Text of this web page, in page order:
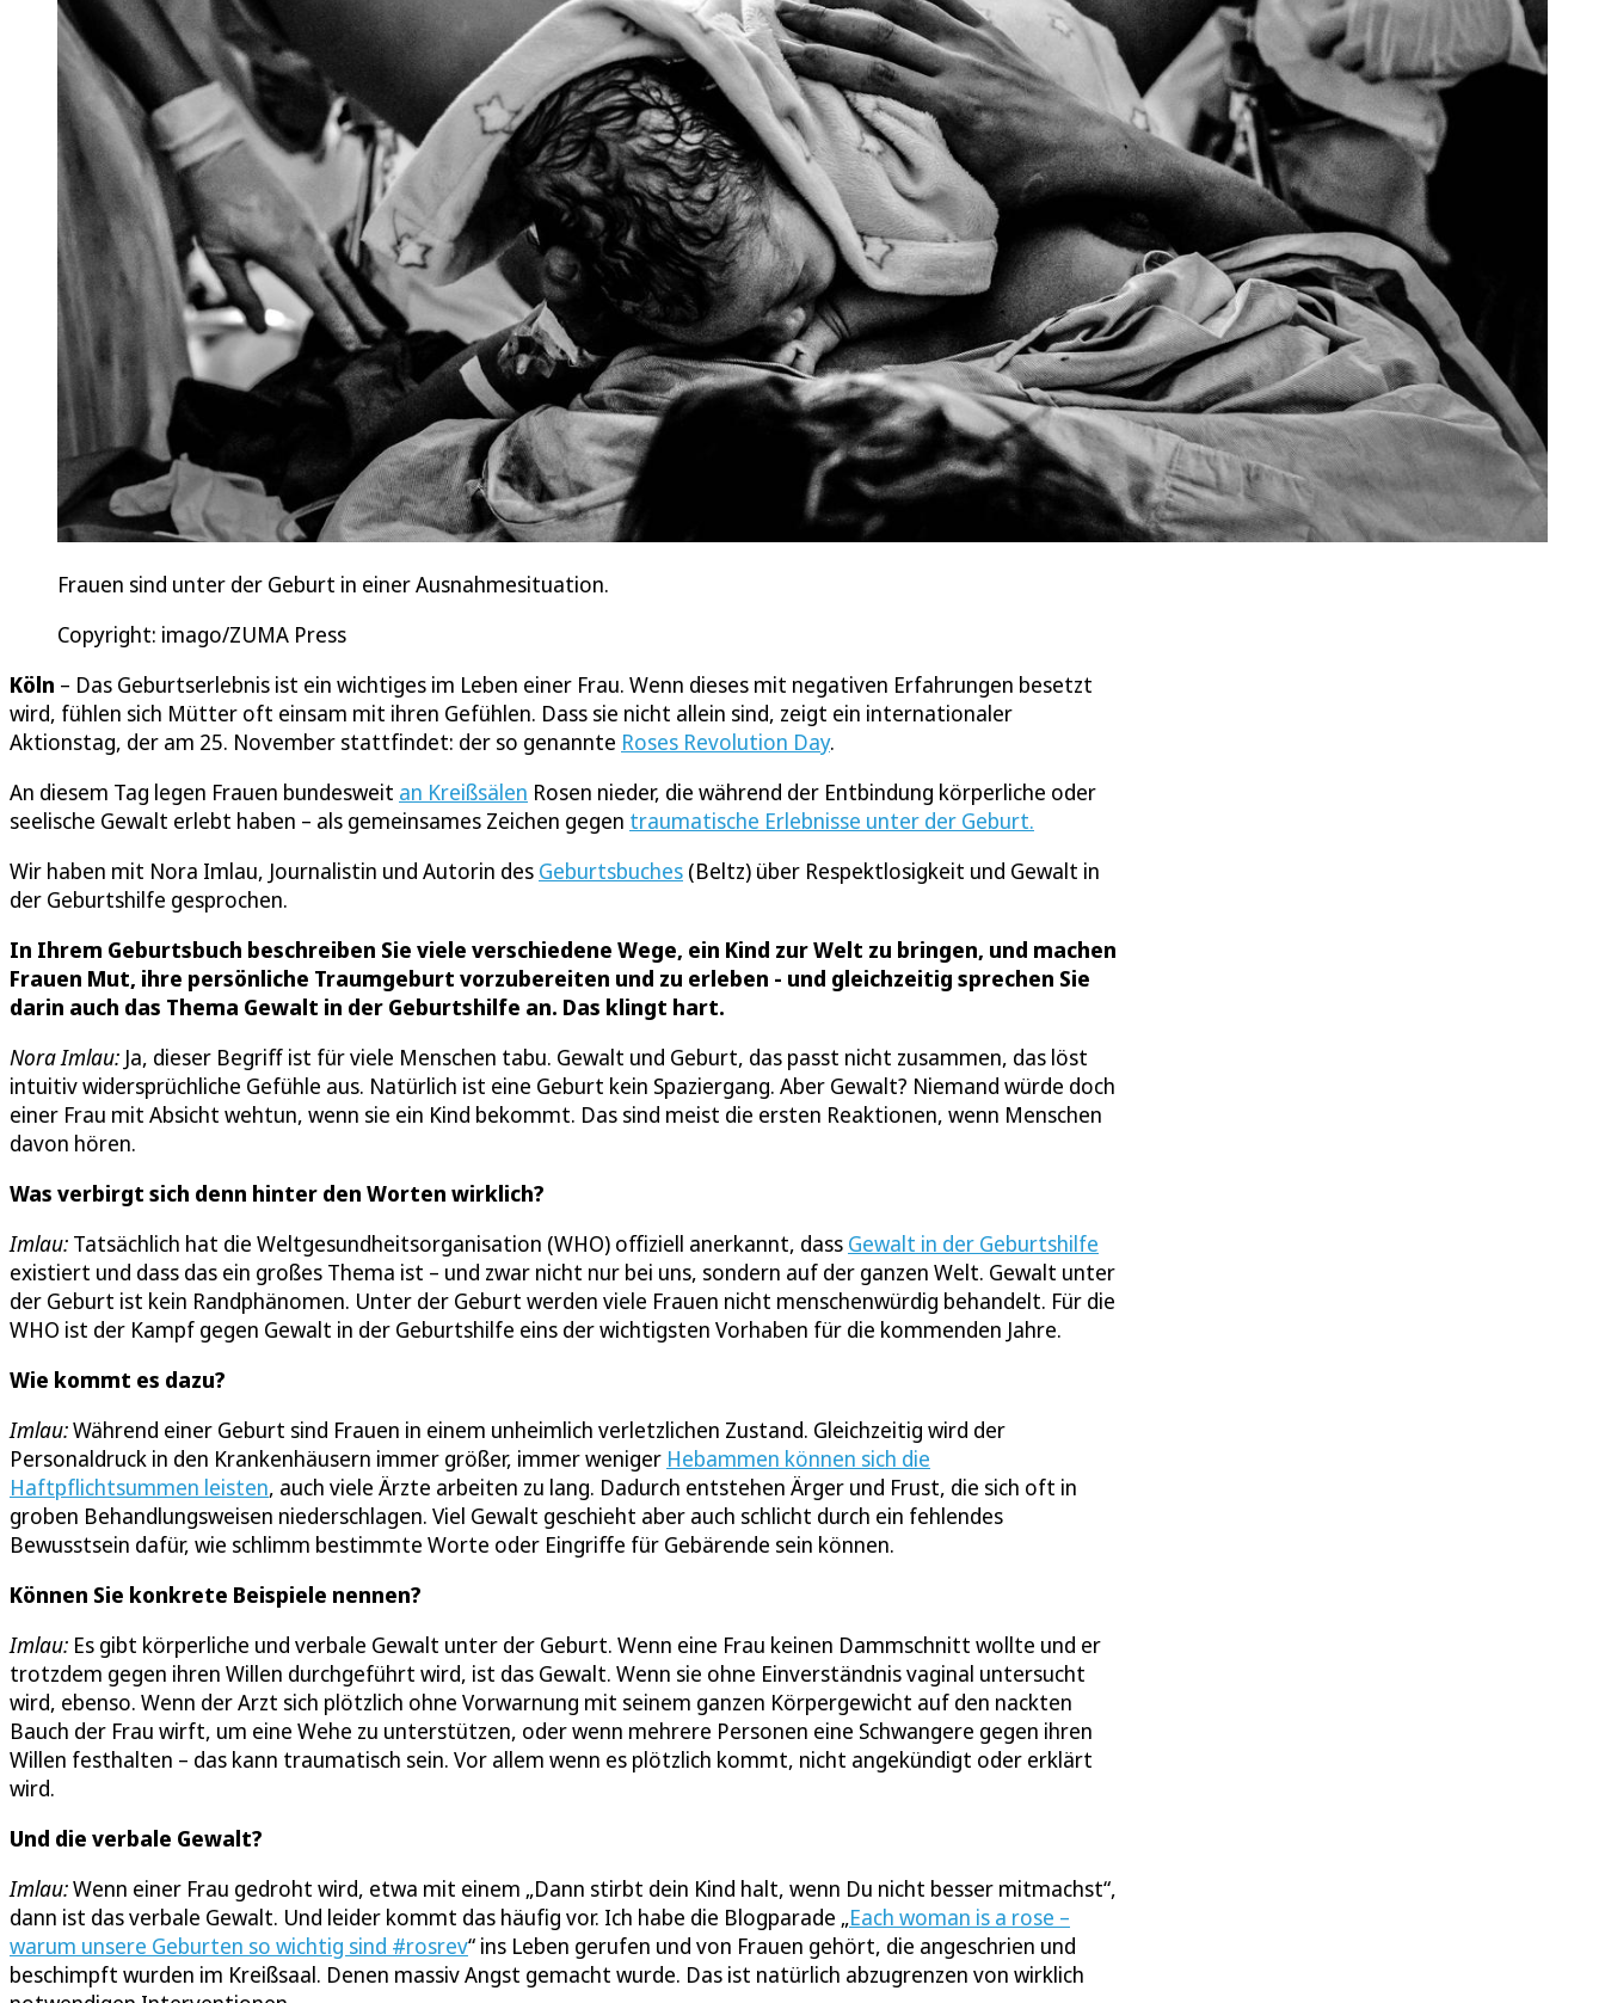
Frauen sind unter der Geburt in einer Ausnahmesituation.
Copyright: imago/ZUMA Press
Köln – Das Geburtserlebnis ist ein wichtiges im Leben einer Frau. Wenn dieses mit negativen Erfahrungen besetzt
wird, fühlen sich Mütter oft einsam mit ihren Gefühlen. Dass sie nicht allein sind, zeigt ein internationaler
Aktionstag, der am 25. November stattfindet: der so genannte Roses Revolution Day.
An diesem Tag legen Frauen bundesweit an Kreißsälen Rosen nieder, die während der Entbindung körperliche oder
seelische Gewalt erlebt haben – als gemeinsames Zeichen gegen traumatische Erlebnisse unter der Geburt.
Wir haben mit Nora Imlau, Journalistin und Autorin des Geburtsbuches (Beltz) über Respektlosigkeit und Gewalt in
der Geburtshilfe gesprochen.
In Ihrem Geburtsbuch beschreiben Sie viele verschiedene Wege, ein Kind zur Welt zu bringen, und machen
Frauen Mut, ihre persönliche Traumgeburt vorzubereiten und zu erleben - und gleichzeitig sprechen Sie
darin auch das Thema Gewalt in der Geburtshilfe an. Das klingt hart.
Nora Imlau: Ja, dieser Begriff ist für viele Menschen tabu. Gewalt und Geburt, das passt nicht zusammen, das löst
intuitiv widersprüchliche Gefühle aus. Natürlich ist eine Geburt kein Spaziergang. Aber Gewalt? Niemand würde doch
einer Frau mit Absicht wehtun, wenn sie ein Kind bekommt. Das sind meist die ersten Reaktionen, wenn Menschen
davon hören.
Was verbirgt sich denn hinter den Worten wirklich?
Imlau: Tatsächlich hat die Weltgesundheitsorganisation (WHO) offiziell anerkannt, dass Gewalt in der Geburtshilfe
existiert und dass das ein großes Thema ist – und zwar nicht nur bei uns, sondern auf der ganzen Welt. Gewalt unter
der Geburt ist kein Randphänomen. Unter der Geburt werden viele Frauen nicht menschenwürdig behandelt. Für die
WHO ist der Kampf gegen Gewalt in der Geburtshilfe eins der wichtigsten Vorhaben für die kommenden Jahre.
Wie kommt es dazu?
Imlau:Während einer Geburt sind Frauen in einem unheimlich verletzlichen Zustand. Gleichzeitig wird der
Personaldruck in den Krankenhäusern immer größer, immer weniger Hebammen können sich die
Haftpflichtsummen leisten, auch viele Ärzte arbeiten zu lang. Dadurch entstehen Ärger und Frust, die sich oft in
groben Behandlungsweisen niederschlagen. Viel Gewalt geschieht aber auch schlicht durch ein fehlendes
Bewusstsein dafür, wie schlimm bestimmte Worte oder Eingriffe für Gebärende sein können.
Können Sie konkrete Beispiele nennen?
Imlau: Es gibt körperliche und verbale Gewalt unter der Geburt. Wenn eine Frau keinen Dammschnitt wollte und er
trotzdem gegen ihren Willen durchgeführt wird, ist das Gewalt. Wenn sie ohne Einverständnis vaginal untersucht
wird, ebenso. Wenn der Arzt sich plötzlich ohne Vorwarnung mit seinem ganzen Körpergewicht auf den nackten
Bauch der Frau wirft, um eine Wehe zu unterstützen, oder wenn mehrere Personen eine Schwangere gegen ihren
Willen festhalten – das kann traumatisch sein. Vor allem wenn es plötzlich kommt, nicht angekündigt oder erklärt
wird.
Und die verbale Gewalt?
Imlau:Wenn einer Frau gedroht wird, etwa mit einem „Dann stirbt dein Kind halt, wenn Du nicht besser mitmachst“,
dann ist das verbale Gewalt. Und leider kommt das häufig vor. Ich habe die Blogparade „Each woman is a rose –
warum unsere Geburten so wichtig sind #rosrev“ ins Leben gerufen und von Frauen gehört, die angeschrien und
beschimpft wurden im Kreißsaal. Denen massiv Angst gemacht wurde. Das ist natürlich abzugrenzen von wirklich